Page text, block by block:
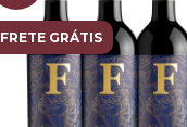
FRETE GRÁTIS